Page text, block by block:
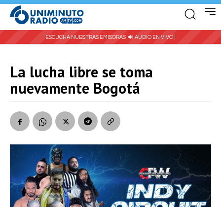
ESCUCHA NUESTRAS EMISORAS: 🔊 AUDIO EN VIVO |
La lucha libre se toma
nuevamente Bogotá